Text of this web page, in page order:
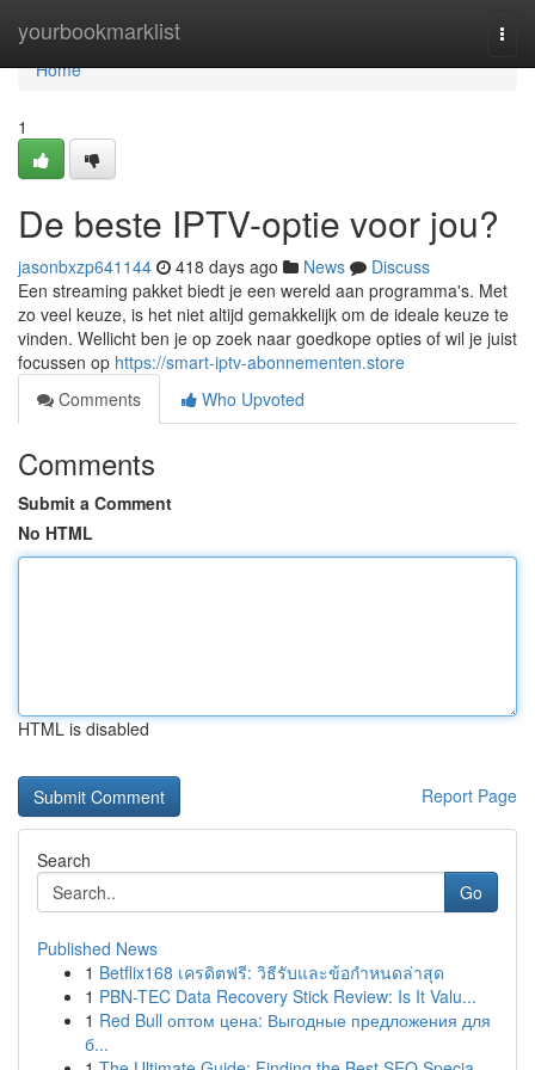
yourbookmarklist
Home
Home
1
De beste IPTV-optie voor jou?
jasonbxzp641144 418 days ago News
Discuss
Een streaming pakket biedt je een wereld aan programma's. Met
zo veel keuze, is het niet altijd gemakkelijk om de ideale keuze te
vinden. Wellicht ben je op zoek naar goedkope opties of wil je juist
focussen op https://smart-iptv-abonnementen.store
Comments
Who Upvoted
Comments
Submit a Comment
No HTML
HTML is disabled
Report Page
Search
Go
Published News
1 Betflix168 เครดิตฟรี: วิธีรับและข้อกำหนดล่าสุด
1 PBN-TEC Data Recovery Stick Review: Is It Valu...
1 Red Bull оптом цена: Выгодные предложения для
б...